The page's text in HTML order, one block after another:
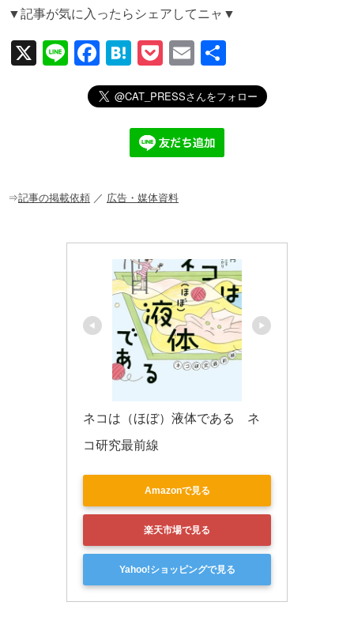
▼記事が気に入ったらシェアしてニャ▼
X
Li
F
a
c
o
H
at
e
n
a
P
o
ck
et
E
m
ail
有
⇒記事の掲載依頼 ／ 広告・媒体資料
ネコは（ほぼ）液体である　ネ
コ研究最前線
Amazonで見る
楽天市場で見る
Yahoo!ショッピングで見る